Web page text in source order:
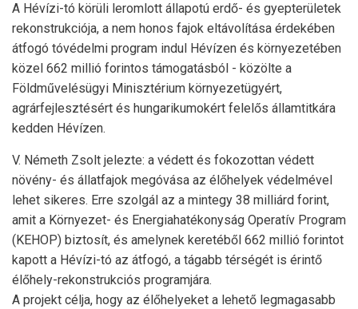
A Hévízi-tó körüli leromlott állapotú erdő- és gyepterületek
rekonstrukciója, a nem honos fajok eltávolítása érdekében
átfogó tóvédelmi program indul Hévízen és környezetében
közel 662 millió forintos támogatásból - közölte a
Földművelésügyi Minisztérium környezetügyért,
agrárfejlesztésért és hungarikumokért felelős államtitkára
kedden Hévízen.
V. Németh Zsolt jelezte: a védett és fokozottan védett
növény- és állatfajok megóvása az élőhelyek védelmével
lehet sikeres. Erre szolgál az a mintegy 38 milliárd forint,
amit a Környezet- és Energiahatékonyság Operatív Program
(KEHOP) biztosít, és amelynek keretéből 662 millió forintot
kapott a Hévízi-tó az átfogó, a tágabb térségét is érintő
élőhely-rekonstrukciós programjára.
A projekt célja, hogy az élőhelyeket a lehető legmagasabb